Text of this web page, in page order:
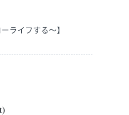
ライフする～】